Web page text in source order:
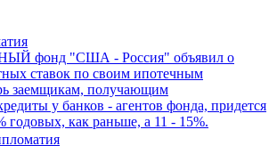
фонд "США - Россия" объявил о
ставок по своим ипотечным
заемщикам, получающим
у банков - агентов фонда, придется
годовых, как раньше, а 11 - 15%.